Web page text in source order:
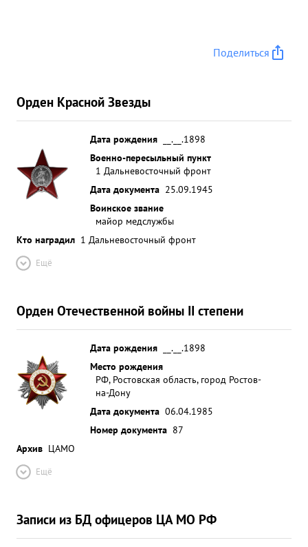
Поделиться
Орден Красной Звезды
Дата рождения
__.__.1898
Военно-пересыльный пункт
1 Дальневосточный фронт
Дата документа 25.09.1945
Воинское звание
майор медслужбы
Кто наградил 1 Дальневосточный фронт
Ещё
Орден Отечественной войны II степени
Дата рождения
__.__.1898
Место рождения
РФ, Ростовская область, город Ростов-
на-Дону
Дата документа 06.04.1985
Номер документа 87
Архив ЦАМО
Ещё
Записи из БД офицеров ЦА МО РФ